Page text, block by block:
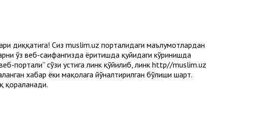
диққатига! Сиз muslim.uz порталидаги маълумотлардан
ўз веб-саҳифангизда ёритишда қуйидаги кўринишда
портали” сўзи устига линк қўйилиб, линк http//muslim.uz
хабар ёки мақолага йўналтирилган бўлиши шарт.
қораланади.